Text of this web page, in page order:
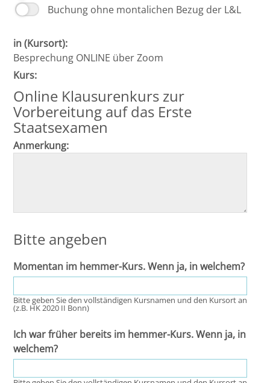
Buchung ohne montalichen Bezug der L&L
in (Kursort):
Besprechung ONLINE über Zoom
Kurs:
Online Klausurenkurs zur
Vorbereitung auf das Erste
Staatsexamen
Anmerkung:
Bitte angeben
Momentan im hemmer-Kurs. Wenn ja, in welchem?
Bitte geben Sie den vollständigen Kursnamen und den Kursort an
(z.B. HK 2020 II Bonn)
Ich war früher bereits im hemmer-Kurs. Wenn ja, in
welchem?
Würzburg